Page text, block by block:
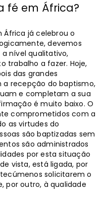
fé em África?
África já celebrou o
devemos
a nível qualitativo,
trabalho a fazer. Hoje,
das grandes
recepção do baptismo,
e completam a sua
é muito baixo. O
comprometidos com a
as virtudes do
são baptizadas sem
são administrados
por esta situação
vista, está ligada, por
solicitarem o
por outro, à qualidade